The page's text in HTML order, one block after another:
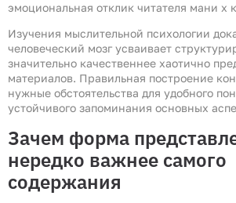
эмоциональная отклик читателя мани х
Изучения мыслительной психологии
человеческий мозг усваивает
значительно качественнее хаотично
материалов. Правильная построение
нужные обстоятельства для удобного
устойчивого запоминания основных
Зачем форма
нередко важнее самого
содержания